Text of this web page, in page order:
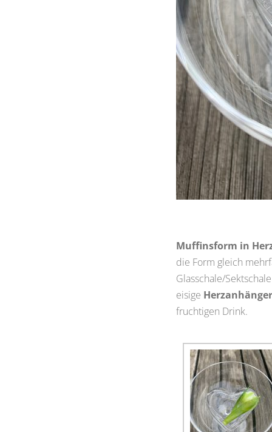
Muffinsform in
die Form gleich
Glasschale/
eisige Herzanhänger
fruchtigen Drink.